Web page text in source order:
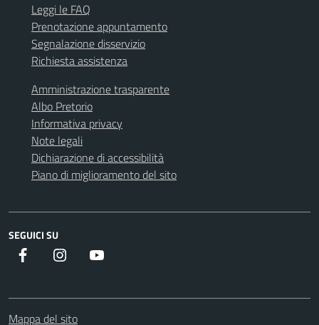
Leggi le FAQ
Prenotazione appuntamento
Segnalazione disservizio
Richiesta assistenza
Amministrazione trasparente
Albo Pretorio
Informativa privacy
Note legali
Dichiarazione di accessibilità
Piano di miglioramento del sito
SEGUICI SU
Facebook instagram
Mappa del sito